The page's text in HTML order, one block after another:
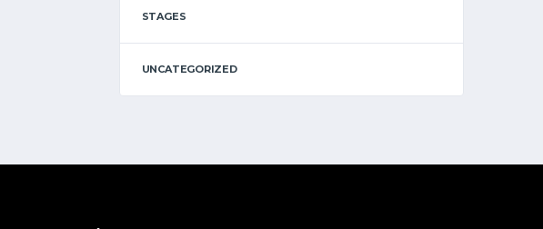
STAGES
UNCATEGORIZED